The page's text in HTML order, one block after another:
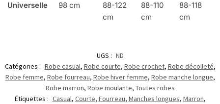
Universelle 98 cm
88-122
cm
88-110
cm
88-118
cm
UGS : ND
Catégories : Robe casual, Robe courte, Robe crochet, Robe décolleté,
Robe femme, Robe fourreau, Robe hiver femme, Robe manche longue,
Robe marron, Robe moulante, Toutes robes
Étiquettes : Casual, Courte, Fourreau, Manches longues, Marron,